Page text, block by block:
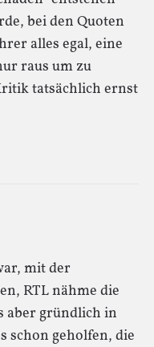
bei den Quoten
alles egal, eine
raus um zu
tatsächlich ernst
mit der
RTL nähme die
aber gründlich in
schon geholfen, die